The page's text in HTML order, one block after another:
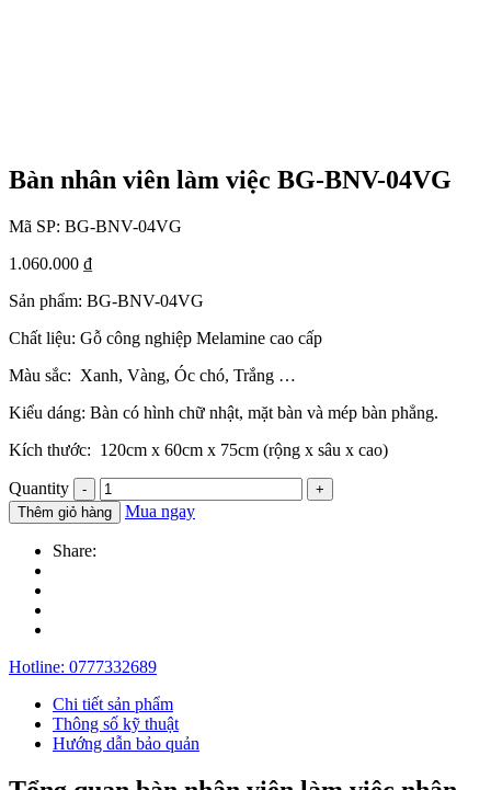
Bàn nhân viên làm việc BG-BNV-04VG
Mã SP: BG-BNV-04VG
1.060.000 ₫
Sản phẩm: BG-BNV-04VG
Chất liệu: Gỗ công nghiệp Melamine cao cấp
Màu sắc: Xanh, Vàng, Óc chó, Trắng …
Kiểu dáng: Bàn có hình chữ nhật, mặt bàn và mép bàn phẳng.
Kích thước: 120cm x 60cm x 75cm (rộng x sâu x cao)
Quantity
Thêm giỏ hàng Mua ngay
Share:
Hotline: 0777332689
Chi tiết sản phẩm
Thông số kỹ thuật
Hướng dẫn bảo quản